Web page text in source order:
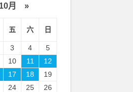
月 »
五 六 日
3 4
5
10 11
12
17 18
19
24 25
26